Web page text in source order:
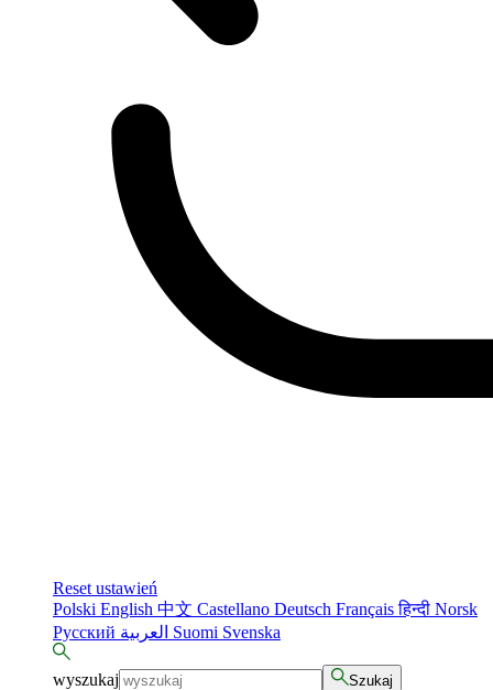
Reset ustawień
Polski English 中文 Castellano Deutsch Françaisहिन्दी Norsk
Русский
Suomi Svenska
wyszukaj Szukaj